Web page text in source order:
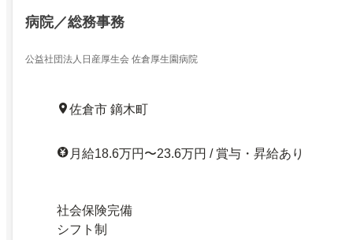
病院／総務事務
公益社団法人日産厚生会 佐倉厚生園病院
佐倉市 鏑木町
月給18.6万円〜23.6万円 / 賞与・昇給あり
社会保険完備
シフト制